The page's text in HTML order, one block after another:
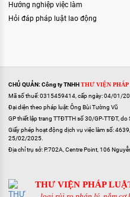
Hướng nghiệp việc làm
Hỏi đáp pháp luật lao động
CHỦ QUẢN: Công ty TNHHTHƯ VIỆN PHÁP
Mã số thuế: 0315459414, cấp ngày: 04/01/
Đại diện theo pháp luật: Ông Bùi Tường Vũ
GP thiết lập trang TTĐTTH số 30/GP-TTĐT,
Giấy phép hoạt động dịch vụ việc làm số:
25/02/2025.
Địa chỉ trụ sở: P.702A, Centre Point, 106
THƯ VIỆN PHÁP